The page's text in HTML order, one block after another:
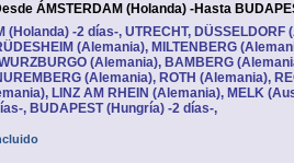
ÁMSTERDAM (Holanda) -Hasta
(Holanda) -2 días-, UTRECHT, DÜSSELDORF
(Alemania), MILTENBERG
(Alemania), BAMBERG
(Alemania), ROTH (Alemania),
LINZ AM RHEIN (Alemania), MELK
, BUDAPEST (Hungría) -2 días-,